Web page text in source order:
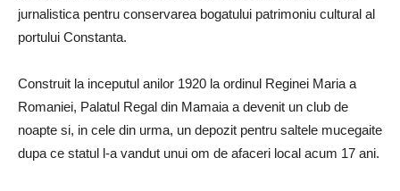
jurnalistica pentru conservarea bogatului patrimoniu cultural al
portului Constanta.
Construit la inceputul anilor 1920 la ordinul Reginei Maria a
Romaniei, Palatul Regal din Mamaia a devenit un club de
noapte si, in cele din urma, un depozit pentru saltele mucegaite
dupa ce statul l-a vandut unui om de afaceri local acum 17 ani.